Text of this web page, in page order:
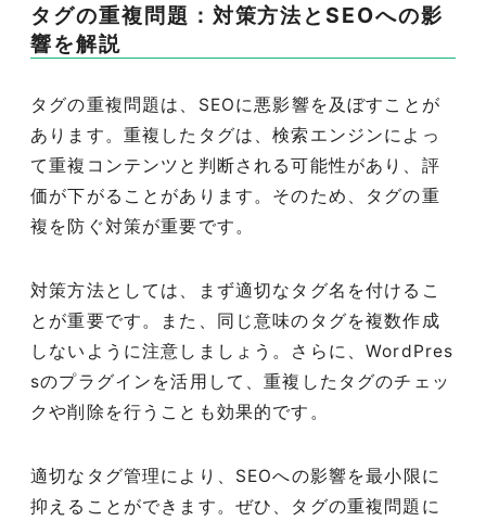
タグの重複問題：対策方法とSEOへの影
響を解説
タグの重複問題は、SEOに悪影響を及ぼすことが
あります。重複したタグは、検索エンジンによっ
て重複コンテンツと判断される可能性があり、評
価が下がることがあります。そのため、タグの重
複を防ぐ対策が重要です。
対策方法としては、まず適切なタグ名を付けるこ
とが重要です。また、同じ意味のタグを複数作成
しないように注意しましょう。さらに、WordPres
sのプラグインを活用して、重複したタグのチェッ
クや削除を行うことも効果的です。
適切なタグ管理により、SEOへの影響を最小限に
抑えることができます。ぜひ、タグの重複問題に